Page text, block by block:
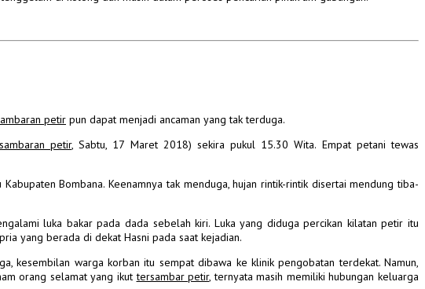
petir pun dapat menjadi ancaman yang tak terduga.
sambaran petir, Sabtu, 17 Maret 2018) sekira pukul 15.30 Wita. Empat petani tewas
Bombana. Keenamnya tak menduga, hujan rintik-rintik disertai mendung tiba-
luka bakar pada dada sebelah kiri. Luka yang diduga percikan kilatan petir itu
yang berada di dekat Hasni pada saat kejadian.
kesembilan warga korban itu sempat dibawa ke klinik pengobatan terdekat. Namun,
orang selamat yang ikuttersambar petir, ternyata masih memiliki hubungan keluarga